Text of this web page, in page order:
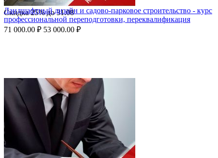
Скидка25%до31.08
Ландшафтный дизайн и садово-парковое строительство - курс
профессиональной переподготовки, переквалификация
71 000.00 ₽ 53 000.00 ₽